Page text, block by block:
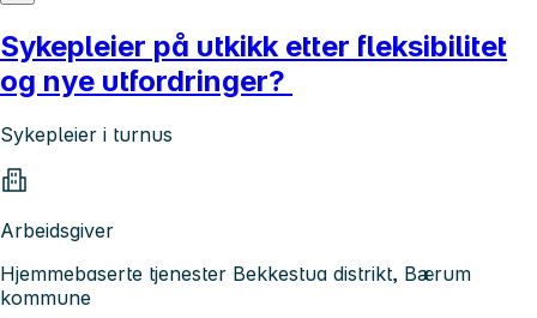
Sykepleier på utkikk etter fleksibilitet
og nye utfordringer?
Sykepleier i turnus
Arbeidsgiver
Hjemmebaserte tjenester Bekkestua distrikt, Bærum
kommune